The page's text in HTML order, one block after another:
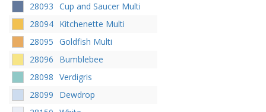
28093 Cup and Saucer Multi
28094 Kitchenette Multi
28095 Goldfish Multi
28096
Bumblebee
28098 Verdigris
28099
Dewdrop